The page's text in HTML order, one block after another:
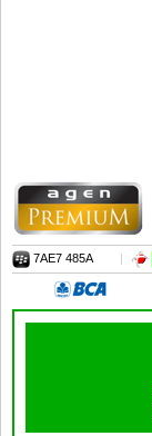
7AE7 485A |